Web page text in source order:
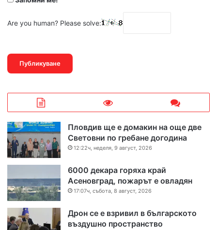
Are you human? Please solve:
Пловдив ще е домакин на още две
Световни по гребане догодина
12:22ч, неделя, 9 август, 2026
6000 декара горяха край
Асеновград, пожарът е овладян
17:07ч, събота, 8 август, 2026
Дрон се е взривил в българското
въздушно пространство